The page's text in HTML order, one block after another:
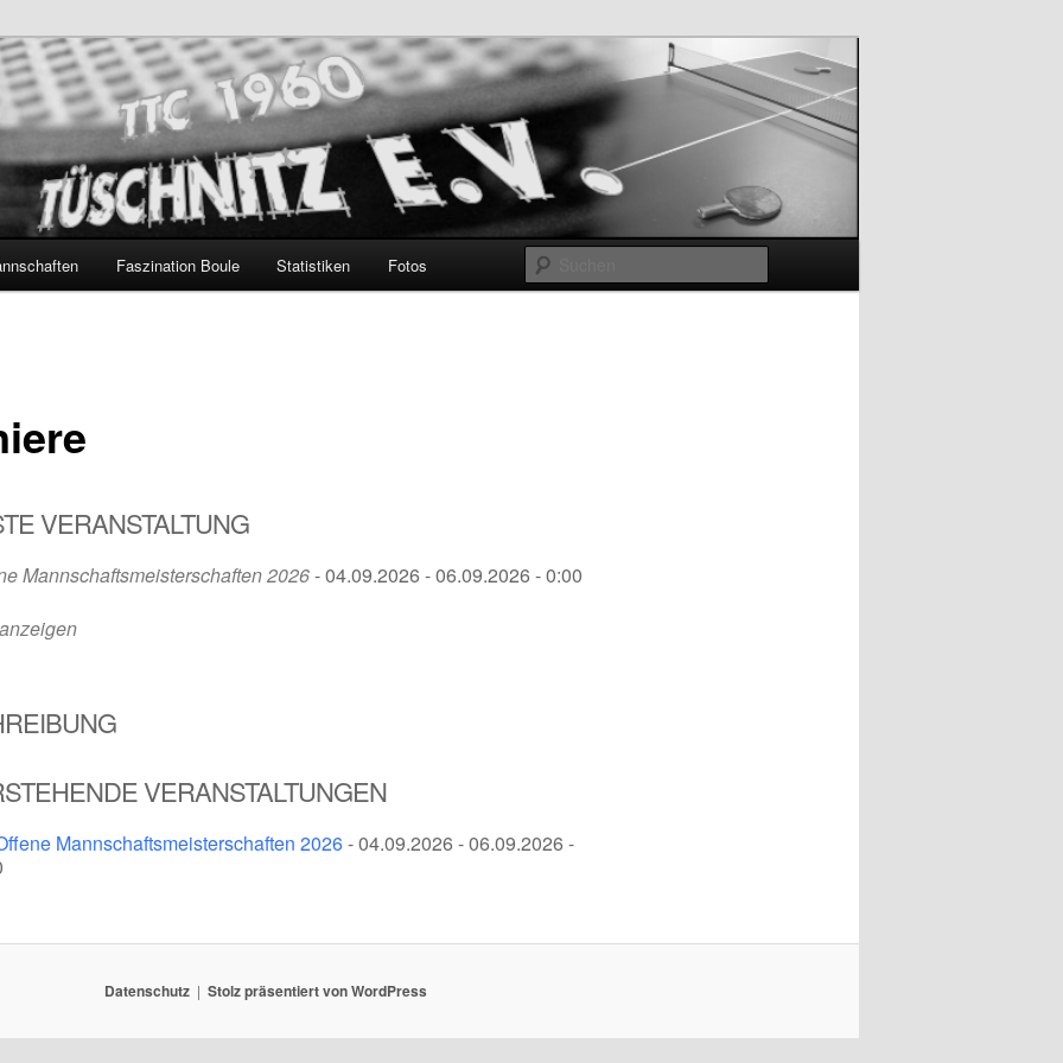
e.V.
Faszination Boule Statistiken Fotos
VERANSTALTUNG
Mannschaftsmeisterschaften 2026- 04.09.2026 - 06.09.2026 - 0:00
VERANSTALTUNGEN
Mannschaftsmeisterschaften 2026- 04.09.2026 - 06.09.2026 -
Datenschutz Stolz präsentiert von WordPress